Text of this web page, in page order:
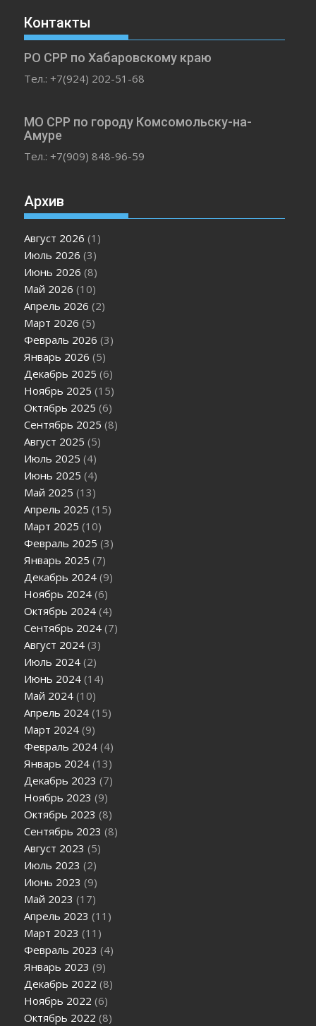
Контакты
РО СРР по Хабаровскому краю
Тел.: +7(924) 202-51-68
МО СРР по городу Комсомольску-на-
Амуре
Тел.: +7(909) 848-96-59
Архив
Август 2026 (1)
Июль 2026 (3)
Июнь 2026 (8)
Май 2026 (10)
Апрель 2026 (2)
Март 2026 (5)
Февраль 2026 (3)
Январь 2026 (5)
Декабрь 2025 (6)
Ноябрь 2025 (15)
Октябрь 2025 (6)
Сентябрь 2025 (8)
Август 2025 (5)
Июль 2025 (4)
Июнь 2025 (4)
Май 2025 (13)
Апрель 2025 (15)
Март 2025 (10)
Февраль 2025 (3)
Январь 2025 (7)
Декабрь 2024 (9)
Ноябрь 2024 (6)
Октябрь 2024 (4)
Сентябрь 2024 (7)
Август 2024 (3)
Июль 2024 (2)
Июнь 2024 (14)
Май 2024 (10)
Апрель 2024 (15)
Март 2024 (9)
Февраль 2024 (4)
Январь 2024 (13)
Декабрь 2023 (7)
Ноябрь 2023 (9)
Октябрь 2023 (8)
Сентябрь 2023 (8)
Август 2023 (5)
Июль 2023 (2)
Июнь 2023 (9)
Май 2023 (17)
Апрель 2023 (11)
Март 2023 (11)
Февраль 2023 (4)
Январь 2023 (9)
Декабрь 2022 (8)
Ноябрь 2022 (6)
Октябрь 2022 (8)